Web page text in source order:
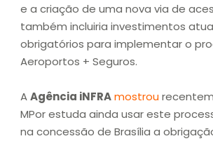
e a criação de uma nova via de
também incluiria investimentos
obrigatórios para implementar o
Aeroportos + Seguros.
AAgência iNFRAmostrou
MPor estuda ainda usar este
na concessão de Brasília a